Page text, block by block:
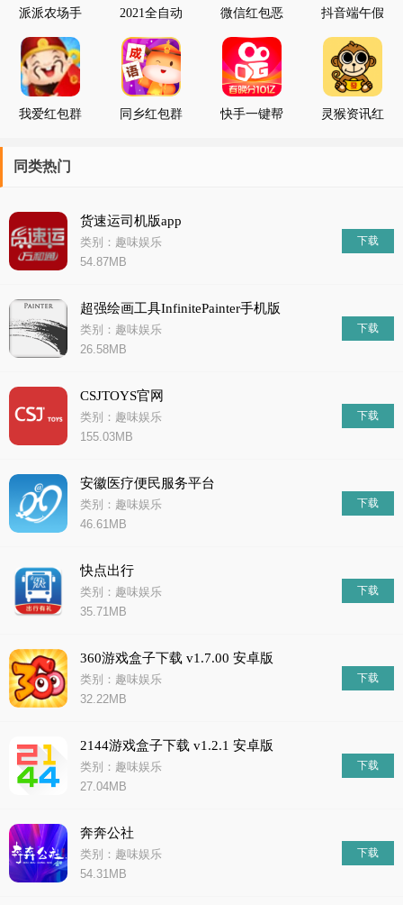
派派农场手
2021全自动
神器
微信红包恶
版安装
抖音端午假
领取活动手
机登录入口
我爱红包群 同乡红包群
快手一键帮
灵猴资讯红
同类热门
货速运司机版app
类别：趣味娱乐
54.87MB
下载
超强绘画工具InfinitePainter手机版
类别：趣味娱乐
26.58MB
下载
CSJTOYS官网
类别：趣味娱乐
155.03MB
下载
安徽医疗便民服务平台
类别：趣味娱乐
46.61MB
下载
快点出行
类别：趣味娱乐
35.71MB
下载
360游戏盒子下载 v1.7.00 安卓版
类别：趣味娱乐
32.22MB
下载
2144游戏盒子下载 v1.2.1 安卓版
类别：趣味娱乐
27.04MB
下载
奔奔公社
类别：趣味娱乐
54.31MB
下载